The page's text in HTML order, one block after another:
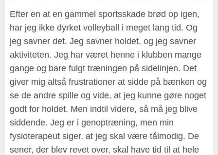
Efter en at en gammel sportsskade brød op igen,
har jeg ikke dyrket volleyball i meget lang tid. Og
jeg savner det. Jeg savner holdet, og jeg savner
aktiviteten. Jeg har været henne i klubben mange
gange og bare fulgt træningen på sidelinjen. Det
giver mig altså frustrationer at sidde på bænken og
se de andre spille og vide, at jeg kunne gøre noget
godt for holdet. Men indtil videre, så må jeg blive
siddende. Jeg er i genoptræning, men min
fysioterapeut siger, at jeg skal være tålmodig. De
sener, der blev revet over, skal have tid til at hele